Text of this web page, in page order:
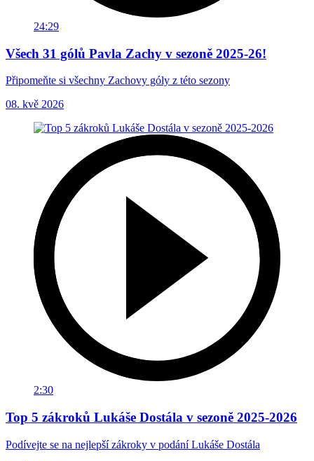
24:29
Všech 31 gólů Pavla Zachy v sezoně 2025-26!
Připomeňte si všechny Zachovy góly z této sezony
08. kvě 2026
2:30
Top 5 zákroků Lukáše Dostála v sezoně 2025-2026
Podívejte se na nejlepší zákroky v podání Lukáše Dostála